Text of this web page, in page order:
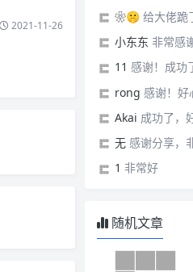
2021-11-26
❀🤫 给大佬跪
小东东 非常感
11 感谢！成功
rong 感谢！好
Akai 成功了，
无 感谢分享，
1 非常好
随机文章